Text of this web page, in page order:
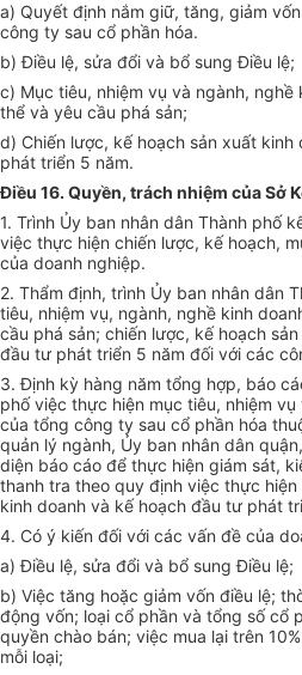
a) Quyết định nắm giữ, tăng, giảm
công ty sau cổ phần hóa.
b) Điều lệ, sửa đổi và bổ sung Điều lệ;
c) Mục tiêu, nhiệm vụ và ngành,
thể và yêu cầu phá sản;
d) Chiến lược, kế hoạch sản xuất
phát triển 5 năm.
Điều 16. Quyền, trách nhiệm của Sở
1. Trình Ủy ban nhân dân Thành phố
việc thực hiện chiến lược, kế hoạch,
của doanh nghiệp.
2. Thẩm định, trình Ủy ban nhân dân
tiêu, nhiệm vụ, ngành, nghề kinh
cầu phá sản; chiến lược, kế hoạch
đầu tư phát triển 5 năm đối với các
3. Định kỳ hàng năm tổng hợp, báo
phố việc thực hiện mục tiêu, nhiệm
của tổng công ty sau cổ phần hóa
quản lý ngành, Ủy ban nhân dân
diện báo cáo để thực hiện giám sát,
thanh tra theo quy định việc thực
kinh doanh và kế hoạch đầu tư phát
4. Có ý kiến đối với các vấn đề của
a) Điều lệ, sửa đổi và bổ sung Điều lệ;
b) Việc tăng hoặc giảm vốn điều lệ;
động vốn; loại cổ phần và tổng số cổ
quyền chào bán; việc mua lại trên
mỗi loại;